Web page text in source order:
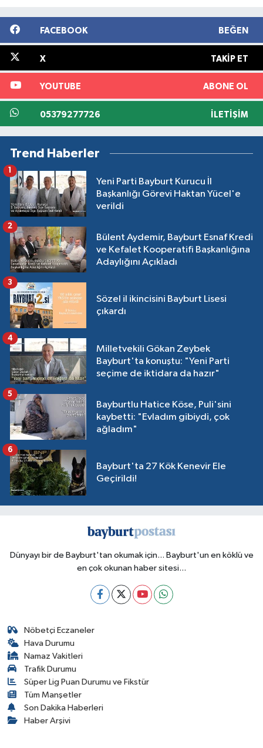
FACEBOOK BEĞEN
X TAKIP ET
YOUTUBE ABONE OL
05379277726 İLETIŞIM
Trend Haberler
Yeni Parti Bayburt Kurucu İl
Başkanlığı Görevi Haktan Yücel'e
verildi
Bülent Aydemir, Bayburt Esnaf Kredi
ve Kefalet Kooperatifi Başkanlığına
Adaylığını Açıkladı
2
Sözel il ikincisini Bayburt Lisesi
çıkardı
3
Milletvekili Gökan Zeybek
Bayburt'ta konuştu: "Yeni Parti
seçime de iktidara da hazır"
4
Bayburtlu Hatice Köse, Puli'sini
kaybetti: "Evladım gibiydi, çok
ağladım"
5
Bayburt'ta 27 Kök Kenevir Ele
Geçirildi!
6
Dünyayı bir de Bayburt'tan okumak için... Bayburt'un en köklü ve
en çok okunan haber sitesi...
Nöbetçi Eczaneler
Hava Durumu
Namaz Vakitleri
Trafik Durumu
Süper Lig Puan Durumu ve Fikstür
Tüm Manşetler
Son Dakika Haberleri
Haber Arşivi